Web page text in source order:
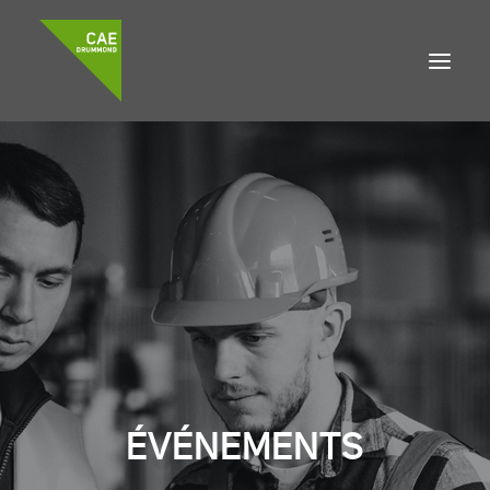
À propos
Accompagnement
Développement local
Emplois
DEMANDE DE FINANCEMENT
Nouvelles
ÉVÉNEMENTS